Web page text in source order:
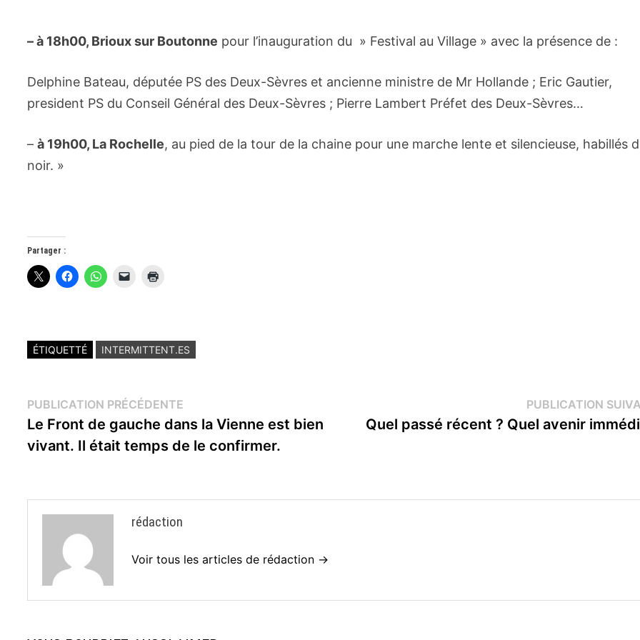
– à 18h00, Brioux sur Boutonne pour l’inauguration du » Festival au Village » avec la présence de :
Delphine Bateau, députée PS des Deux-Sèvres et ancienne ministre de Mr Hollande ; Eric Gautier,
president PS du Conseil Général des Deux-Sèvres ; Pierre Lambert Préfet des Deux-Sèvres…
–à 19h00, La Rochelle, au pied de la tour de la chaine pour une marche lente et silencieuse, habillés
noir. »
Partager :
ÉTIQUETTÉ INTERMITTENT.ES
Navigation
de
PUBLICATION PRÉCÉDENTE
précédente :
Le Front de gauche dans la Vienne est bien
vivant. Il était temps de le confirmer.
PUBLICATION
Quel passé récent ? Quel avenir
rédaction
Voir tous les articles de rédaction →